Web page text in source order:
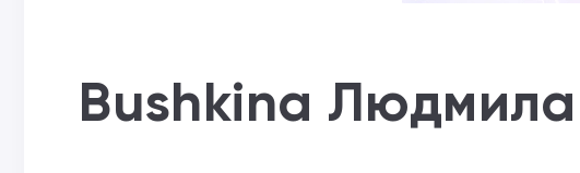
Bushkina Людмила